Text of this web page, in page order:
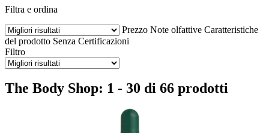
Filtra e ordina
Prezzo Note olfattive Caratteristiche
del prodotto Senza Certificazioni
Filtro
The Body Shop: 1 - 30 di 66 prodotti